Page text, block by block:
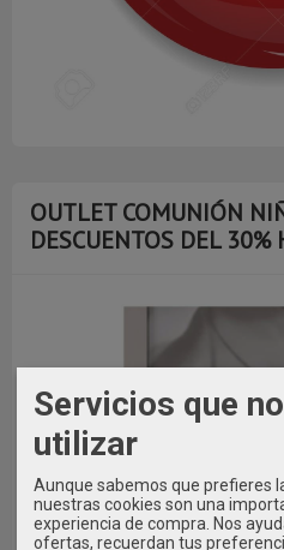
OUTLET COMUNIÓN
DESCUENTOS DEL 30%
Servicios que
utilizar
Aunque sabemos que prefieres
nuestras cookies son una
experiencia de compra. Nos
ofertas, recuerdan tus